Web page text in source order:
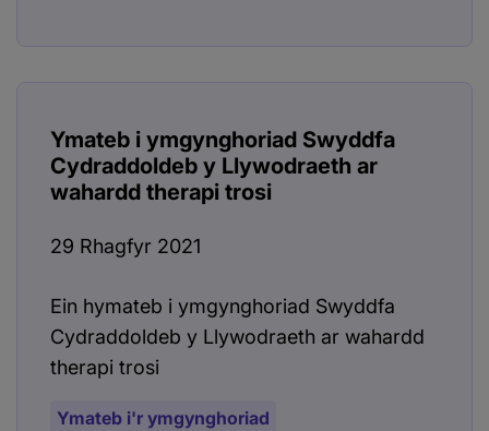
Ymateb i ymgynghoriad Swyddfa
Cydraddoldeb y Llywodraeth ar
wahardd therapi trosi
29 Rhagfyr 2021
Ein hymateb i ymgynghoriad Swyddfa
Cydraddoldeb y Llywodraeth ar wahardd
therapi trosi
Ymateb i'r ymgynghoriad